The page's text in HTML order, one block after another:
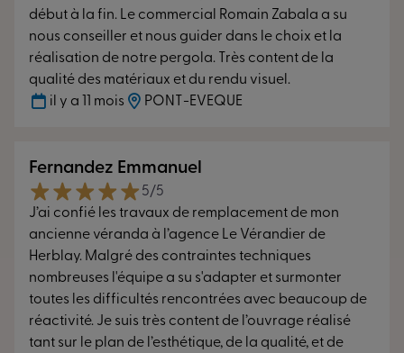
début à la fin. Le commercial Romain Zabala a su
nous conseiller et nous guider dans le choix et la
réalisation de notre pergola. Très content de la
qualité des matériaux et du rendu visuel.
il y a 11 mois
PONT-EVEQUE
Fernandez Emmanuel
5/5
J’ai confié les travaux de remplacement de mon
ancienne véranda à l’agence Le Vérandier de
Herblay. Malgré des contraintes techniques
nombreuses l'équipe a su s'adapter et surmonter
toutes les difficultés rencontrées avec beaucoup de
réactivité. Je suis très content de l’ouvrage réalisé
tant sur le plan de l’esthétique, de la qualité, et de